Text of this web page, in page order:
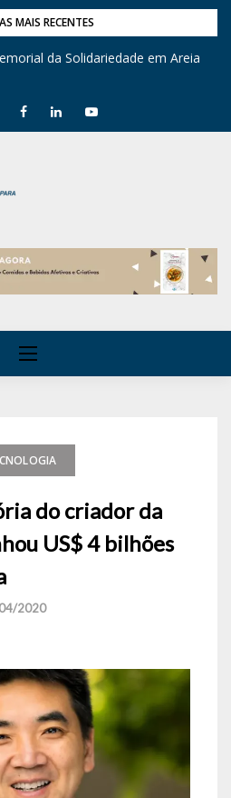
MAIS RECENTES
da Solidariedade em Areia
do criador da
US$ 4 bilhões
2020